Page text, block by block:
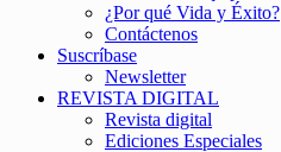
¿Por qué Vida y Éxito?
Contáctenos
Suscríbase
Newsletter
REVISTA DIGITAL
Revista digital
Ediciones Especiales